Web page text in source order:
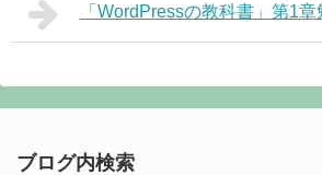
「WordPressの教科書」第1
ブログ内検索